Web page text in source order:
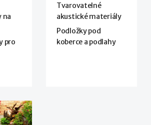
na
pro
Tvarovatelné
akustické materiály
Podložky pod
koberce a podlahy